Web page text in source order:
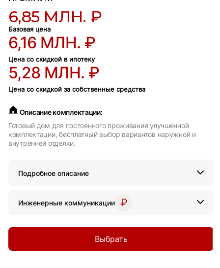
6,85 МЛН. ₽
Базовая цена
6,16 МЛН. ₽
Цена со скидкой в ипотеку
5,28 МЛН. ₽
Цена со скидкой за собственные средства
Описание комплектации:
Готовый дом для постоянного проживания улучшенной
комплектации, бесплатный выбор вариантов наружной и
внутренней отделки.
Подробное описание
Инженерные коммуникации
Выбрать